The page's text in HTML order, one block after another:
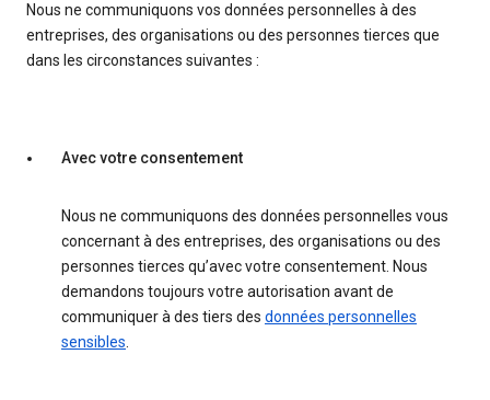
Nous ne communiquons vos données personnelles à des
entreprises, des organisations ou des personnes tierces que
dans les circonstances suivantes :
Avec votre consentement
Nous ne communiquons des données personnelles vous
concernant à des entreprises, des organisations ou des
personnes tierces qu’avec votre consentement. Nous
demandons toujours votre autorisation avant de
communiquer à des tiers des données personnelles
sensibles.